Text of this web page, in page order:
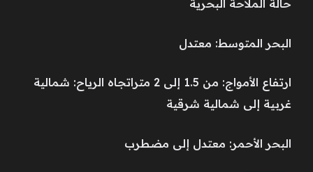
حالة الملاحة البحرية
البحر المتوسط: معتدل
ارتفاع الأمواج: من 1.5 إلى 2 متراتجاه الرياح: شمالية
غربية إلى شمالية شرقية
البحر الأحمر: معتدل إلى مضطرب